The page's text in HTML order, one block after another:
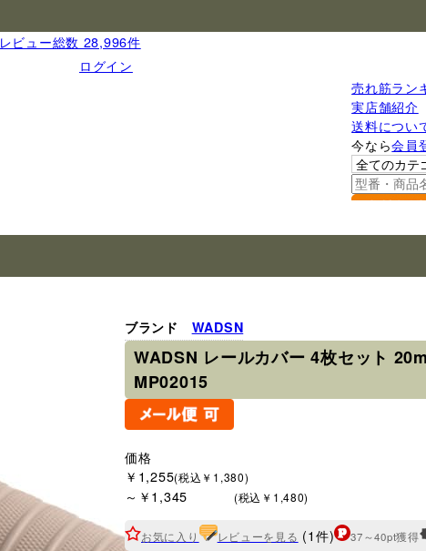
レビュー総数 28,996件
ログイン
売れ筋ラン
実店舗紹介
送料につい
今なら会員
ブランド WADSN
WADSN レールカバー 4枚セット
MP02015
価格
￥1,255(税込￥1,380)
～￥1,345 (税込￥1,480)
お気に入り レビューを見る (1件) 37～40pt獲得